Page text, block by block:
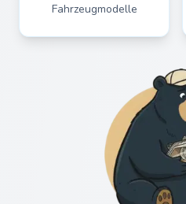
Fahrzeugmodelle